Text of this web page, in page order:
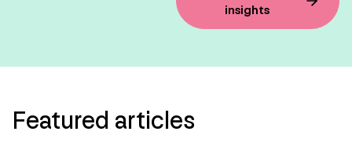
insights
Featured articles